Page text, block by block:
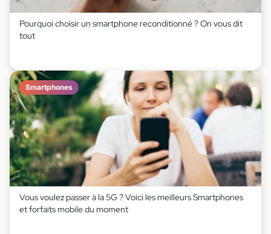
Pourquoi choisir un smartphone reconditionné ? On vous dit
tout
Smartphones
Vous voulez passer à la 5G ? Voici les meilleurs Smartphones
et forfaits mobile du moment